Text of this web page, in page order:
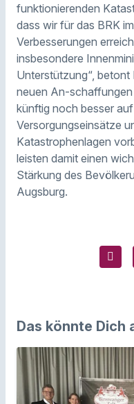
funktionierenden
dass wir für das BRK
Verbesserungen
insbesondere
Unterstützung“, betont
neuen An-
künftig noch besser
Versorgungseinsätze
Katastrophenlagen
leisten damit einen
Stärkung des
Augsburg.
Das könnte Dich